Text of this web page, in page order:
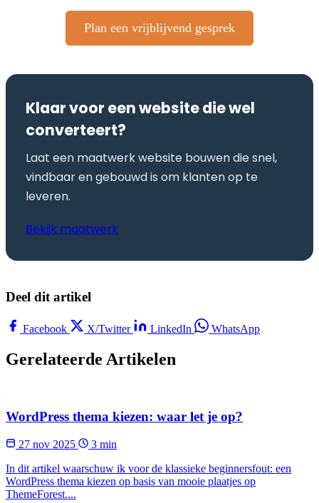
Plan een vrijblijvend gesprek
Klaar voor een website die wel
converteert?
Laat een maatwerk website bouwen die snel,
vindbaar en gebouwd is om klanten op te
leveren.
Bekijk maatwerk
Deel dit artikel
Facebook X/Twitter LinkedIn WhatsApp
Gerelateerde Artikelen
WordPress thema kiezen: waar let je op?
27 nov 2025
3 min
In dit artikel waarschuw ik voor de klassieke beginnersfout: een
WordPress thema kiezen op basis van mooie plaatjes op
ThemeForest....